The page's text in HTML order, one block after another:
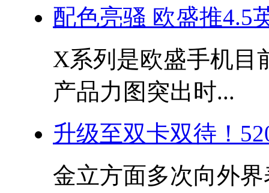
配色亮骚 欧盛推4.5
X系列是欧盛手机目
产品力图突出时...
升级至双卡双待！
金立方面多次向外